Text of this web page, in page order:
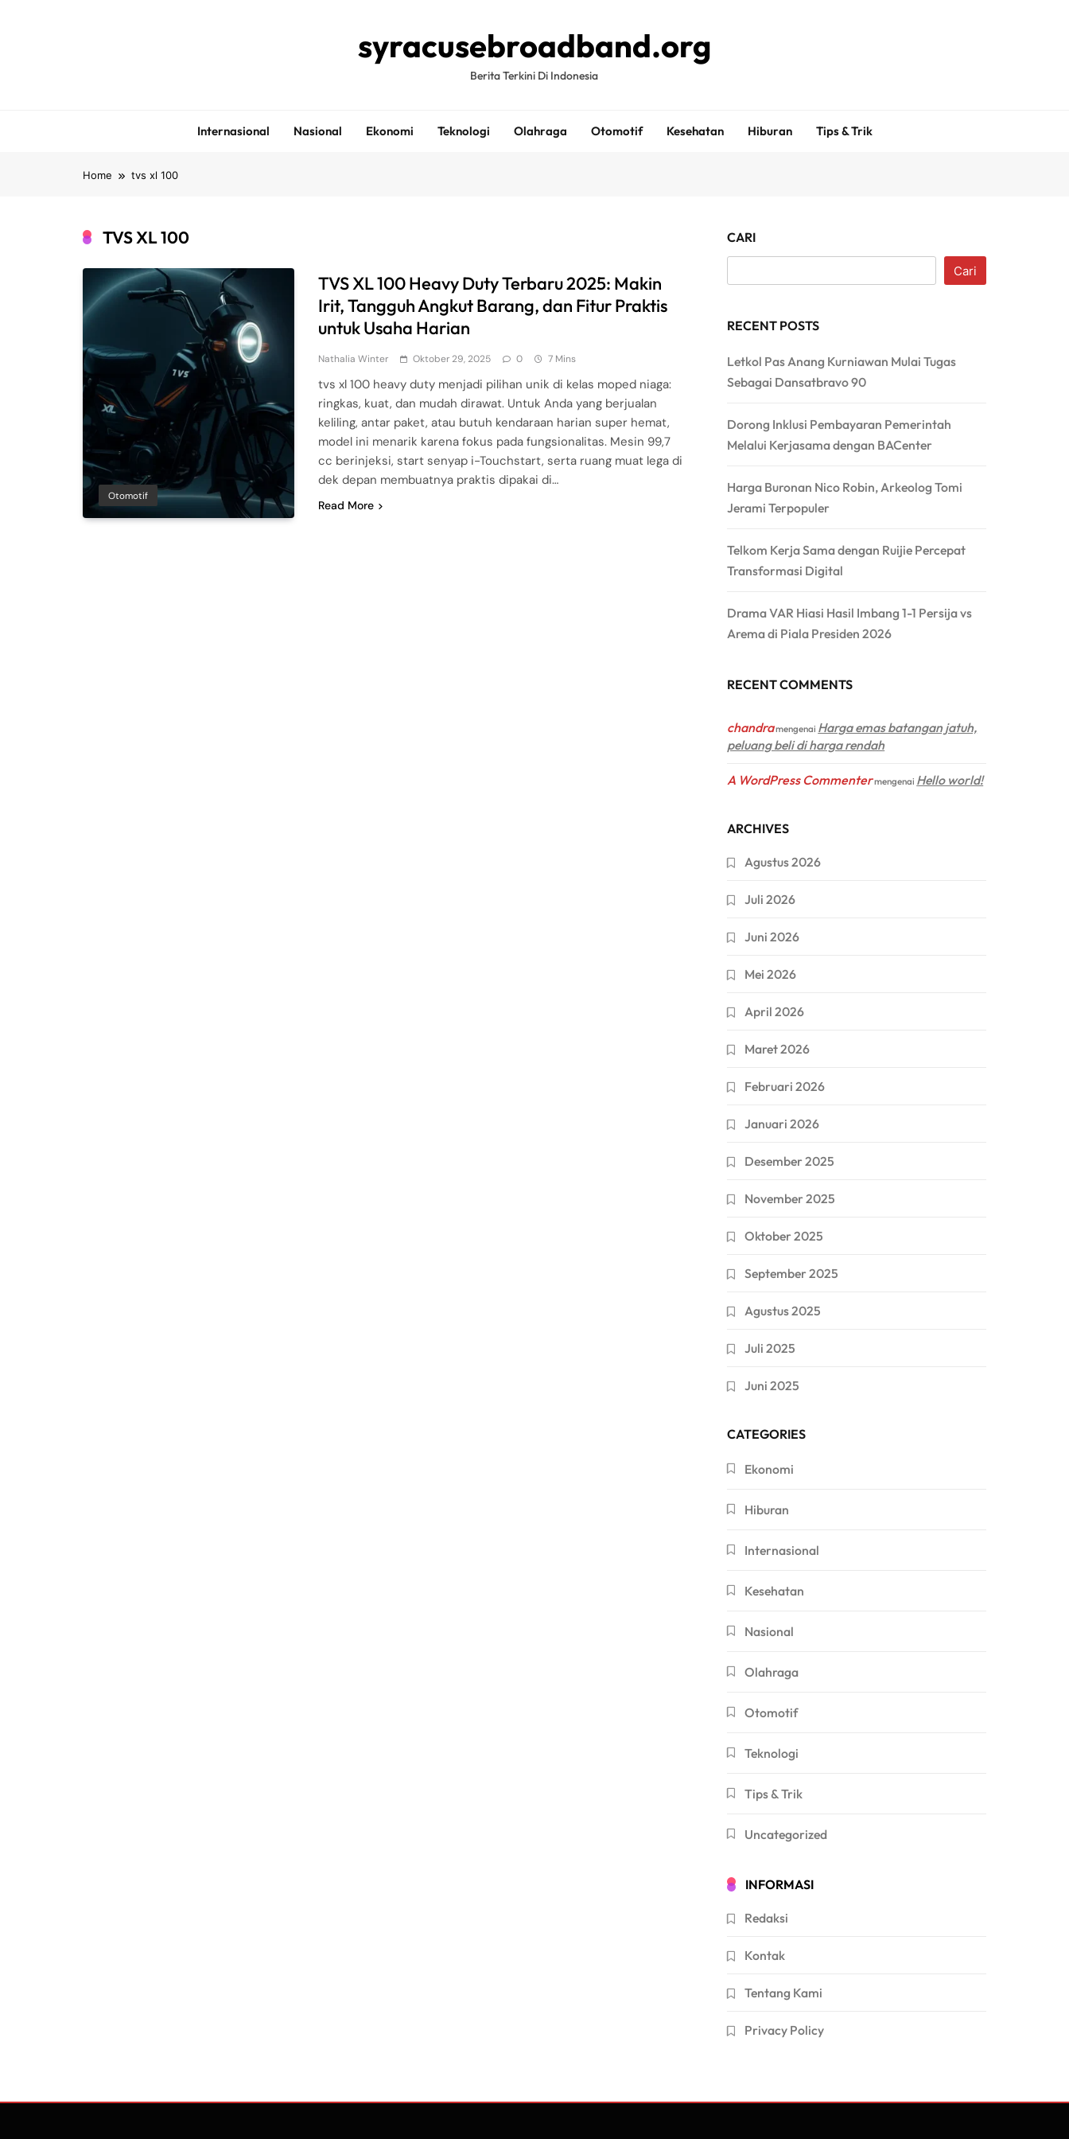
syracusebroadband.org
Berita Terkini Di Indonesia
Internasional Nasional Ekonomi Teknologi Olahraga Otomotif Kesehatan Hiburan Tips & Trik
Home tvs xl 100
TVS XL 100
Otomotif
TVS XL 100 Heavy Duty Terbaru 2025: Makin
Irit, Tangguh Angkut Barang, dan Fitur Praktis
untuk Usaha Harian
Nathalia Winter Oktober 29, 2025 0 7 Mins
tvs xl 100 heavy duty menjadi pilihan unik di kelas moped niaga:
ringkas, kuat, dan mudah dirawat. Untuk Anda yang berjualan
keliling, antar paket, atau butuh kendaraan harian super hemat,
model ini menarik karena fokus pada fungsionalitas. Mesin 99,7
cc berinjeksi, start senyap i-Touchstart, serta ruang muat lega di
dek depan membuatnya praktis dipakai di…
Read More
CARI
Cari
RECENT POSTS
Letkol Pas Anang Kurniawan Mulai Tugas
Sebagai Dansatbravo 90
Dorong Inklusi Pembayaran Pemerintah
Melalui Kerjasama dengan BACenter
Harga Buronan Nico Robin, Arkeolog Tomi
Jerami Terpopuler
Telkom Kerja Sama dengan Ruijie Percepat
Transformasi Digital
Drama VAR Hiasi Hasil Imbang 1-1 Persija vs
Arema di Piala Presiden 2026
RECENT COMMENTS
chandramengenai Harga emas batangan jatuh,
peluang beli di harga rendah
A WordPress Commentermengenai Hello world!
ARCHIVES
Agustus 2026
Juli 2026
Juni 2026
Mei 2026
April 2026
Maret 2026
Februari 2026
Januari 2026
Desember 2025
November 2025
Oktober 2025
September 2025
Agustus 2025
Juli 2025
Juni 2025
CATEGORIES
Ekonomi
Hiburan
Internasional
Kesehatan
Nasional
Olahraga
Otomotif
Teknologi
Tips & Trik
Uncategorized
INFORMASI
Redaksi
Kontak
Tentang Kami
Privacy Policy